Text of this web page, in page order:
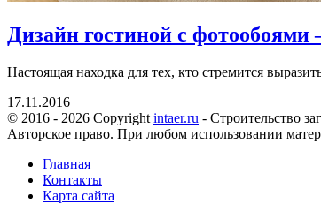
Дизайн гостиной с
Настоящая находка для тех, кто стремится
17.11.2016
© 2016 - 2026 Copyright intaer.ru - Cтроительство
Авторское право. При любом использовании
Главная
Контакты
Карта сайта